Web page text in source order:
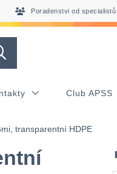
Poradenstvi od specialistů
Club APSS
transparentní HDPE